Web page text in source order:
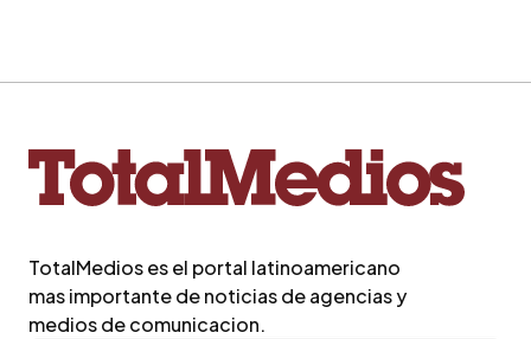
TotalMedios es el portal latinoamericano
mas importante de noticias de agencias y
medios de comunicacion.